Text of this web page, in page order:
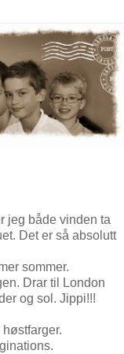
jeg både vinden ta
Det er så absolutt
sommer.
Drar til London
og sol. Jippi!!!